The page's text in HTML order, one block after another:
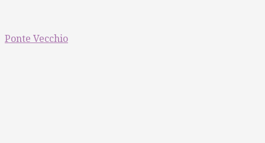
Ponte Vecchio